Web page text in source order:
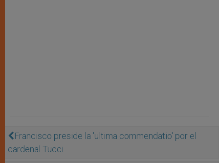
Francisco preside la 'ultima commendatio' por el
cardenal Tucci